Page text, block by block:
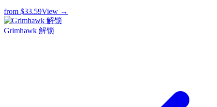
from $33.59View →
Grimhawk 解锁